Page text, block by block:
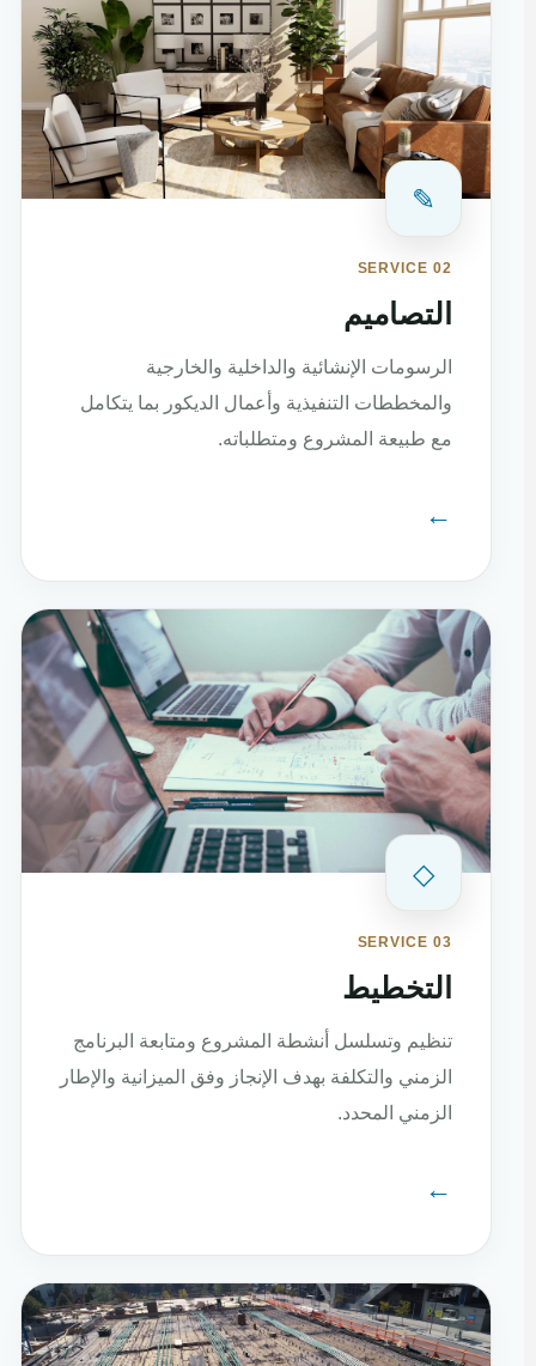
✎
SERVICE 02
التصاميم
الرسومات الإنشائية والداخلية والخارجية
والمخططات التنفيذية وأعمال الديكور بما يتكامل
مع طبيعة المشروع ومتطلباته.
←
◇
SERVICE 03
التخطيط
تنظيم وتسلسل أنشطة المشروع ومتابعة البرنامج
الزمني والتكلفة بهدف الإنجاز وفق الميزانية والإطار
الزمني المحدد.
←